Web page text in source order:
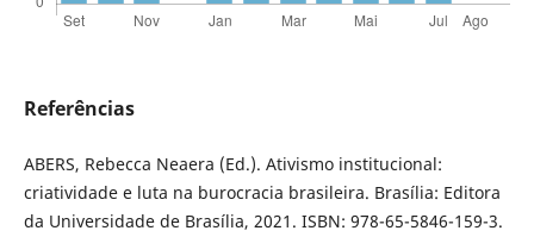
Referências
ABERS, Rebecca Neaera (Ed.). Ativismo institucional:
criatividade e luta na burocracia brasileira. Brasília: Editora
da Universidade de Brasília, 2021. ISBN: 978-65-5846-159-3.